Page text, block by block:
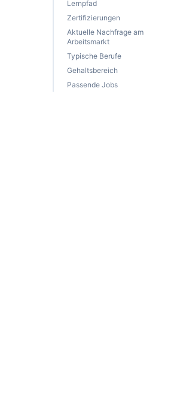
Lernpfad
Zertifizierungen
Aktuelle Nachfrage am
Arbeitsmarkt
Typische Berufe
Gehaltsbereich
Passende Jobs